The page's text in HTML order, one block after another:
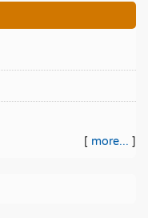
[ more... ]